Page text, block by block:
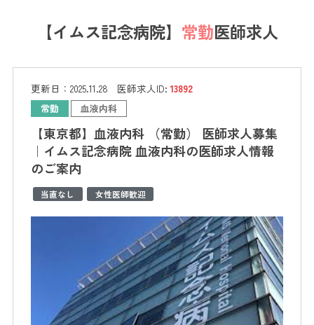
【イムス記念病院】 常勤医師求人
更新日： 2025.11.28 医師求人ID:13892
常勤 血液内科
【東京都】血液内科 （常勤） 医師求人募集
｜イムス記念病院 血液内科の医師求人情報
のご案内
当直なし 女性医師歓迎